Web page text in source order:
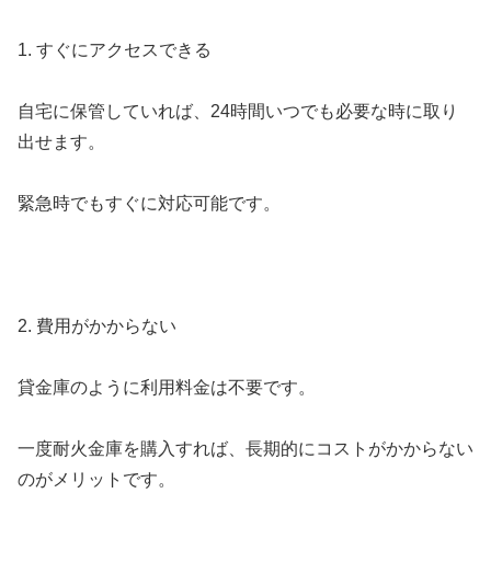
1. すぐにアクセスできる
自宅に保管していれば、24時間いつでも必要な時に取り
出せます。
緊急時でもすぐに対応可能です。
2. 費用がかからない
貸金庫のように利用料金は不要です。
一度耐火金庫を購入すれば、長期的にコストがかからない
のがメリットです。